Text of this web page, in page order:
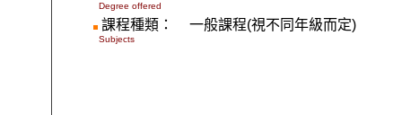
Degree offered
課程種類：
Subjects
一般課程(視不同年級而定)